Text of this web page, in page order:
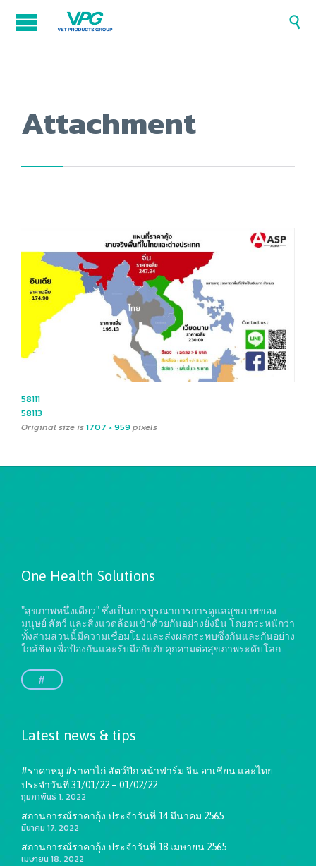

Attachment
58111
58113
Original size is1707 × 959pixels
One Health Solutions
"สุขภาพหนึ่งเดียว" ซึ่งเป็นการบูรณาการการดูแลสุขภาพของ
มนุษย์ สัตว์ และสิ่งแวดล้อมเข้าด้วยกันอย่างยั่งยืนโดยตระหนักว่า
ทั้งสามส่วนนี้มีความเชื่อมโยงและส่งผลกระทบซึ่งกันและกันอย่าง
ใกล้ชิด เพื่อป้องกันและรับมือกับภัยคุกคามต่อสุขภาพระดับโลก
#
Latest news & tips
#ราคาหมู #ราคาไก่ สัตว์ปีก หน้าฟาร์ม จีน อาเชียน และไทย
ประจำวันที่ 31/01/22 – 01/02/22
กุมภาพันธ์ 1, 2022
สถานการณ์ราคากุ้ง ประจำวันที่ 14 มีนาคม 2565
มีนาคม 17, 2022
สถานการณ์ราคากุ้ง ประจำวันที่ 18 เมษายน 2565
เมษายน 18, 2022